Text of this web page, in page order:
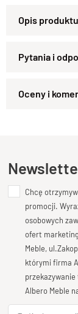
spokoju, ciepła
masywna
podkreślają
komponuje
rustykalnymi
W całości
łóżko
głęboką
świadomy
Zapytaj o
Dodaj
Twoja
Twoja
Chcę
promocji.
osobowych
ofert
Meble,
którymi firma
Albero Meble